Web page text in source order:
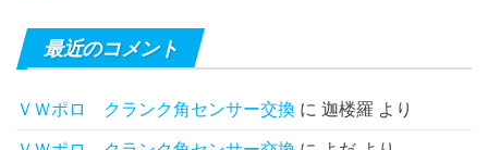
最近のコメント
ＶＷポロ クランク角センサー交換 に 迦楼羅 より